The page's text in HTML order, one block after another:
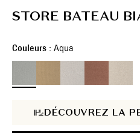
STORE BATEAU
Couleurs : Aqua
DÉCOUVREZ LA